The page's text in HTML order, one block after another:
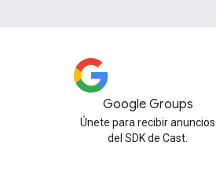
Google Groups
Únete para recibir anuncios
del SDK de Cast.